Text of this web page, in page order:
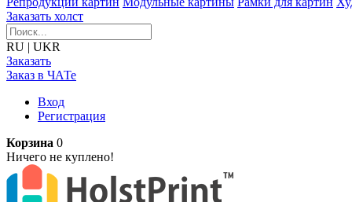
Заказать холст
RU | UKR
Заказать
Заказ в ЧАТе
Вход
Регистрация
Корзина 0
Ничего не куплено!